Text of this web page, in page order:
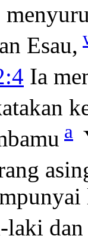
Esau,
Ia
a
dan